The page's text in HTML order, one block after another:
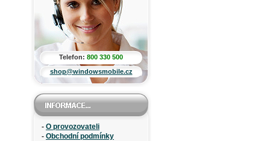
Telefon: 800 330 500
shop@windowsmobile.cz
- O provozovateli
- Obchodní podmínky